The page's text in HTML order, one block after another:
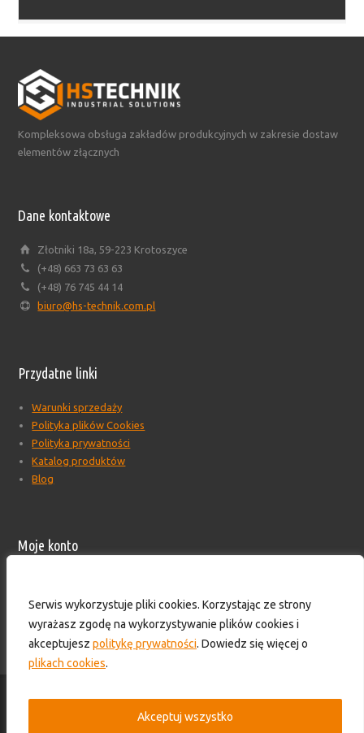
Serwis wykorzystuje pliki cookies. Korzystając ze strony
wyrażasz zgodę na wykorzystywanie plików cookies i
akceptujesz politykę prywatności. Dowiedz się więcej o
plikach cookies.
Akceptuj wszystko
Kompleksowa obsługa zakładów produkcyjnych w zakresie dostaw
elementów złącznych
Dane kontaktowe
Złotniki 18a, 59-223 Krotoszyce
(+48) 663 73 63 63
(+48) 76 745 44 14
biuro@hs-technik.com.pl
Przydatne linki
Warunki sprzedaży
Polityka plików Cookies
Polityka prywatności
Katalog produktów
Blog
Moje konto
Formularz wyceny produktów
Skontaktuj się z nami!
© 2016-2025 - HS TECHNIK - Zaopatrzenie przemysłu. Wszelkie prawa
zastrzeżone.